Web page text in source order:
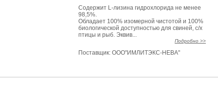
Содержит L-лизина гидрохлорида не менее
98,5%.
Обладает 100% изомерной чистотой и 100%
биологической доступностью для свиней, с/х
птицы и рыб. Эквив...
Подробно >>
Поставщик:ООО"ИМЛИТЭКС-НЕВА"